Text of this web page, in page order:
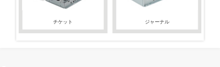
チケット ジャーナル